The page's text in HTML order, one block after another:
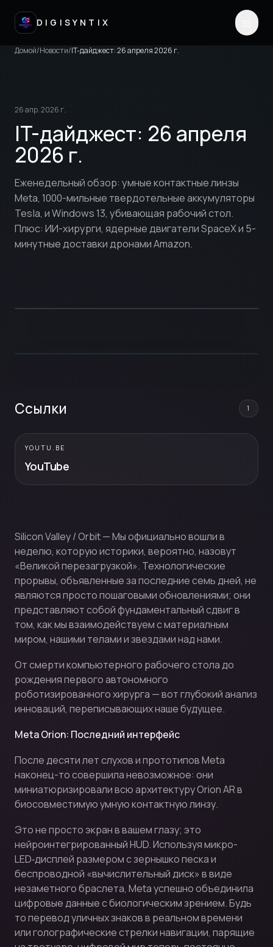
DIGISYNTIX
Домой/Новости/IT-дайджест: 26 апреля 2026 г.
26 апр. 2026 г.
IT-дайджест: 26 апреля
2026 г.
Еженедельный обзор: умные контактные линзы
Meta, 1000-мильные твердотельные аккумуляторы
Tesla, и Windows 13, убивающая рабочий стол.
Плюс: ИИ-хирурги, ядерные двигатели SpaceX и 5-
минутные доставки дронами Amazon.
Ссылки 1
YOUTU.BE
YouTube
Silicon Valley / Orbit — Мы официально вошли в
неделю, которую историки, вероятно, назовут
«Великой перезагрузкой». Технологические
прорывы, объявленные за последние семь дней, не
являются просто пошаговыми обновлениями; они
представляют собой фундаментальный сдвиг в
том, как мы взаимодействуем с материалным
миром, нашими телами и звездами над нами.
От смерти компьютерного рабочего стола до
рождения первого автономного
роботизированного хирурга — вот глубокий анализ
инноваций, переписывающих наше будущее.
Meta Orion: Последний интерфейс
После десяти лет слухов и прототипов Meta
наконец-то совершила невозможное: они
миниатюризировали всю архитектуру Orion AR в
биосовместимую умную контактную линзу.
Это не просто экран в вашем глазу; это
нейроинтегрированный HUD. Используя микро-
LED‑дисплей размером с зернышко песка и
беспроводной «вычислительный диск» в виде
незаметного браслета, Meta успешно объединила
цифровые данные с биологическим зрением. Будь
то перевод уличных знаков в реальном времени
или голографические стрелки навигации, парящие